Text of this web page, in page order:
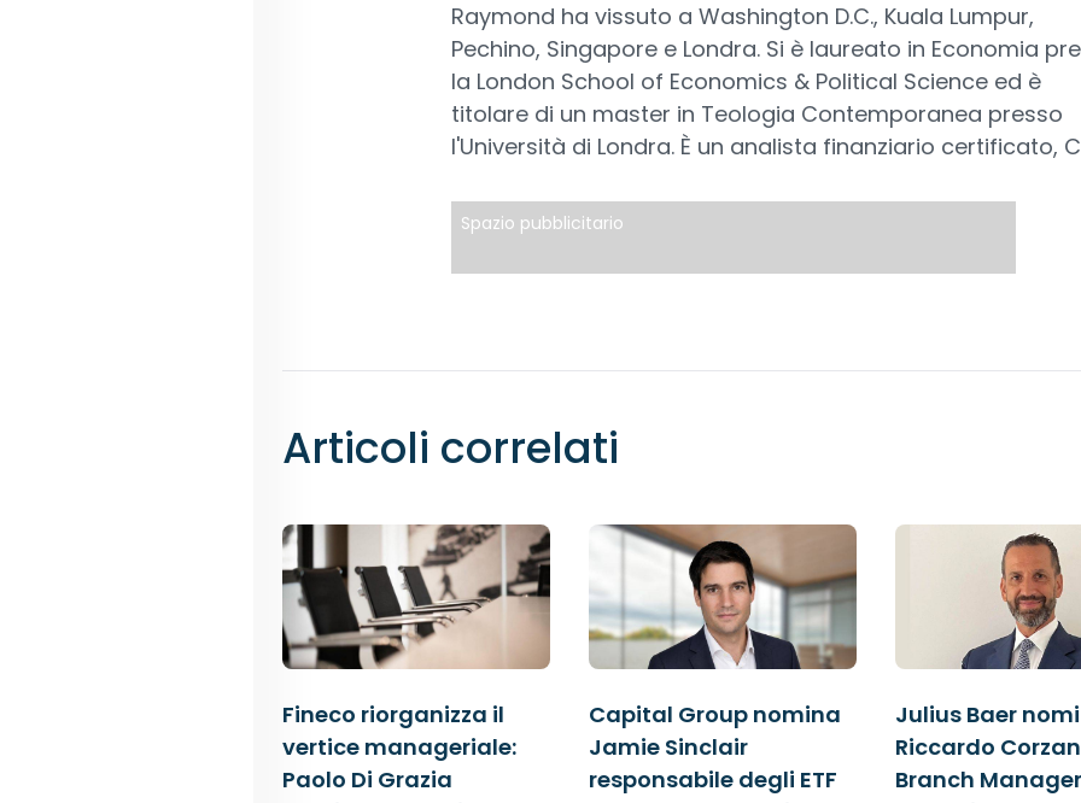
Raymond ha vissuto a Washington D.C., Kuala Lumpur,
Pechino, Singapore e Londra. Si è laureato in Economia
la London School of Economics & Political Science ed è
titolare di un master in Teologia Contemporanea presso
l'Università di Londra. È un analista finanziario certificato,
Spazio pubblicitario
Articoli correlati
Fineco riorganizza il
vertice manageriale:
Paolo Di Grazia
Capital Group nomina
Jamie Sinclair
responsabile degli ETF
Julius Baer
Riccardo
Branch